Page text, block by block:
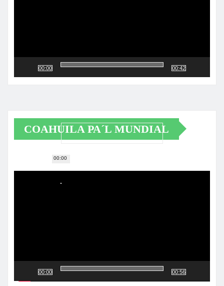
00:00
00:00
00:42
COAHUILA PA´L MUNDIAL
Reproductor
00:00 00:56